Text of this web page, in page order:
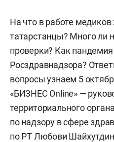
На что в работе
татарстанцы? Много ли
проверки? Как
Росздравнадзора?
вопросы узнаем 5
«БИЗНЕС Online» —
территориального
по надзору в сфере
по РТ Любови